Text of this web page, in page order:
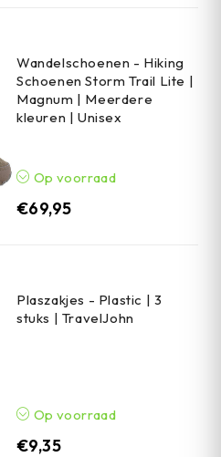
Wandelschoenen - Hiking
Schoenen Storm Trail Lite |
Magnum | Meerdere
kleuren | Unisex
Op voorraad
€69,95
Plaszakjes - Plastic | 3
stuks | TravelJohn
Op voorraad
€9,35